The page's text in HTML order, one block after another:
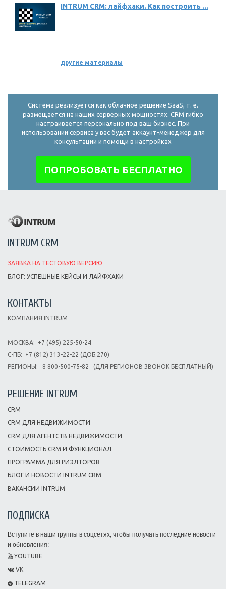
INTRUM CRM: лайфхаки. Как построить ...
другие материалы
Система реализуется как облачное решение SaaS, т. е.
размещается на наших серверных мощностях. CRM гибко
настраивается персонально под ваш бизнес. При
использовании сервиса у вас будет аккаунт-менеджер для
консультации и помощи в настройках
ПОПРОБОВАТЬ БЕСПЛАТНО
INTRUM CRM
ЗАЯВКА НА ТЕСТОВУЮ ВЕРСИЮ
БЛОГ: УСПЕШНЫЕ КЕЙСЫ И ЛАЙФХАКИ
КОНТАКТЫ
КОМПАНИЯ INTRUM
МОСКВА:
+7 (495) 225-50-24
С-ПБ:
+7 (812) 313-22-22 (ДОБ.270)
РЕГИОНЫ:
8 800-500-75-82 (ДЛЯ РЕГИОНОВ ЗВОНОК БЕСПЛАТНЫЙ)
РЕШЕНИЕ INTRUM
CRM
CRM ДЛЯ НЕДВИЖИМОСТИ
CRM ДЛЯ АГЕНТСТВ НЕДВИЖИМОСТИ
СТОИМОСТЬ CRM И ФУНКЦИОНАЛ
ПРОГРАММА ДЛЯ РИЭЛТОРОВ
БЛОГ И НОВОСТИ INTRUM CRM
ВАКАНСИИ INTRUM
ПОДПИСКА
Вступите в наши группы в соцсетях, чтобы получать последние новости
и обновления:
YOUTUBE
VK
TELEGRAM